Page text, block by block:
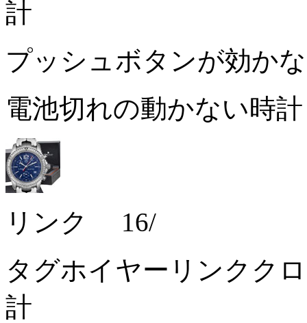
計
プッシュボタンが効か
電池切れの動かない時
リンク 16/
タグホイヤーリンクク
計